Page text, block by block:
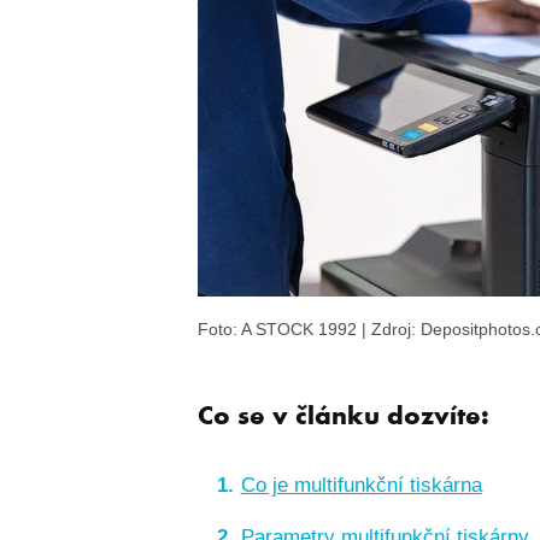
Foto: A STOCK 1992 | Zdroj:
Co se v článku dozvíte:
Co je multifunkční tiskárna